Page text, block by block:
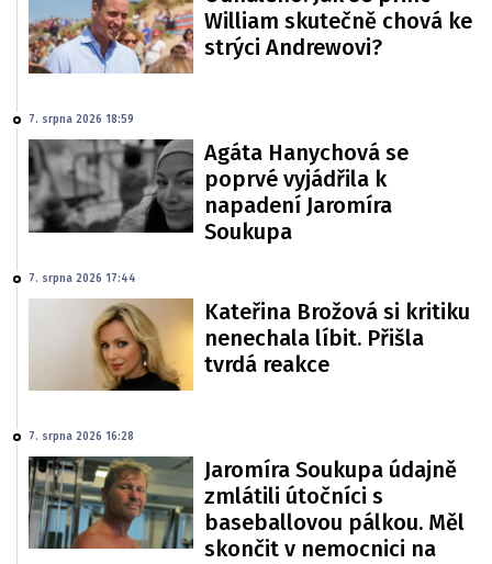
William skutečně chová ke
strýci Andrewovi?
7. srpna 2026 18:59
Agáta Hanychová se
poprvé vyjádřila k
napadení Jaromíra
Soukupa
7. srpna 2026 17:44
Kateřina Brožová si kritiku
nenechala líbit. Přišla
tvrdá reakce
7. srpna 2026 16:28
Jaromíra Soukupa údajně
zmlátili útočníci s
baseballovou pálkou. Měl
skončit v nemocnici na